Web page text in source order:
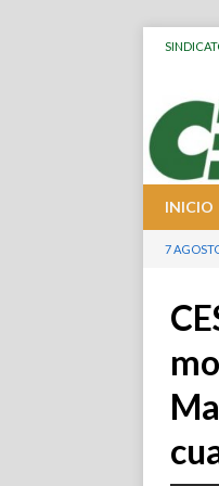
INICIO
7